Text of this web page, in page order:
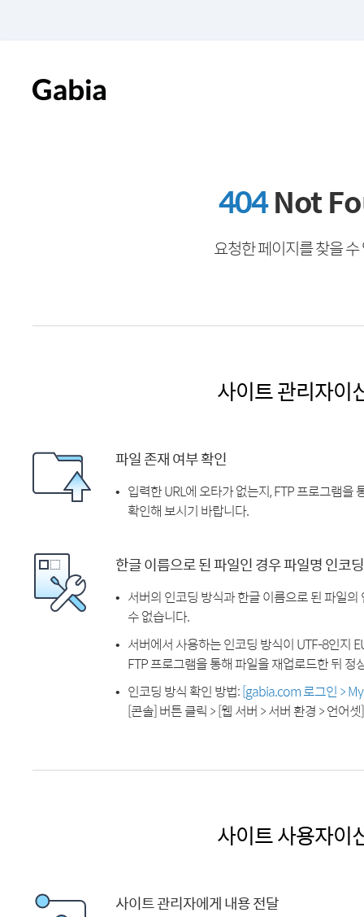
404Not
요청한 페이지를 찾을
사이트 관리자이
파일 존재 여부 확인
입력한 URL에 오타가 없는지, FTP 프로그램
확인해 보시기 바랍니다.
한글 이름으로 된 파일인 경우 파일명 인코
서버의 인코딩 방식과 한글 이름으로 된 파일
수 없습니다.
서버에서 사용하는 인코딩 방식이 UTF-8인지
FTP 프로그램을 통해 파일을 재업로드한 뒤
인코딩 방식 확인 방법:[gabia.com 로그인 >
[콘솔] 버튼 클릭 > [웹 서버 > 서버 환경 > 언어
사이트 사용자이
사이트 관리자에게 내용 전달